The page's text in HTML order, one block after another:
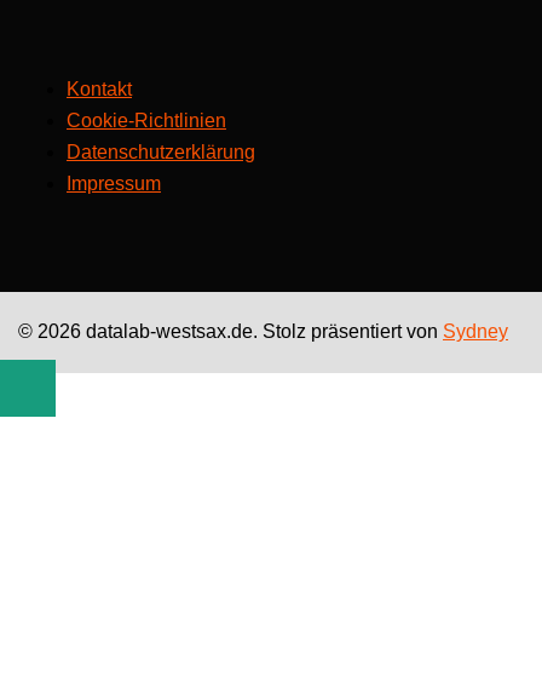
Kontakt
Cookie-Richtlinien
Datenschutzerklärung
Impressum
© 2026 datalab-westsax.de. Stolz präsentiert von Sydney